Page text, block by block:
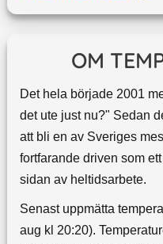
OM
Det hela började 2001
det ute just nu?" Sedan
att bli en av Sveriges
fortfarande driven som
sidan av heltidsarbete.
Senast uppmätta
aug kl 20:20).